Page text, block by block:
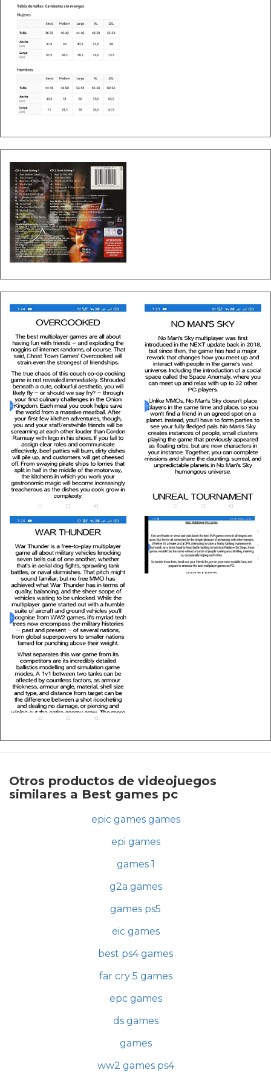
Otros productos de videojuegos
similares a Best games pc
epic games games
epi games
games 1
g2a games
games ps5
eic games
best ps4 games
far cry 5 games
epc games
ds games
games
ww2 games ps4